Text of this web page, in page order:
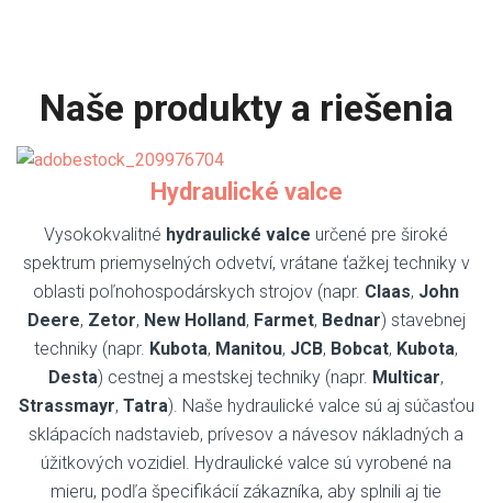
Naše produkty a riešenia
Hydraulické valce
Vysokokvalitné hydraulické valce určené pre široké
spektrum priemyselných odvetví, vrátane ťažkej techniky v
oblasti poľnohospodárskych strojov (napr. Claas, John
Deere, Zetor, New Holland, Farmet, Bednar) stavebnej
techniky (napr. Kubota, Manitou, JCB, Bobcat, Kubota,
Desta) cestnej a mestskej techniky (napr. Multicar,
Strassmayr, Tatra). Naše hydraulické valce sú aj súčasťou
sklápacích nadstavieb, prívesov a návesov nákladných a
úžitkových vozidiel. Hydraulické valce sú vyrobené na
mieru, podľa špecifikácií zákazníka, aby splnili aj tie